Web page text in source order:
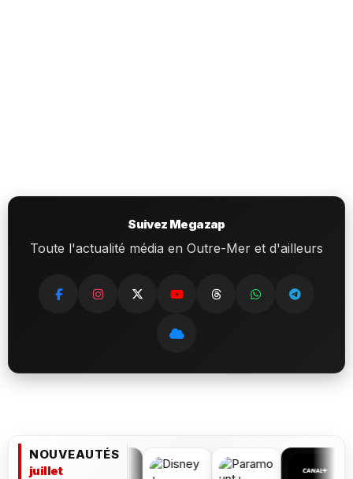
Suivez Megazap
Toute l'actualité média en Outre-Mer et d'ailleurs
NOUVEAUTÉS
juillet